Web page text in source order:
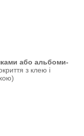
або альбоми-
з клею і